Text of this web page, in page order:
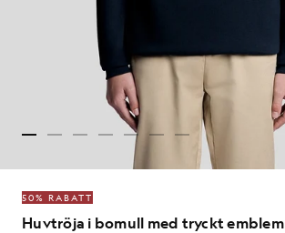
50% RABATT
Huvtröja i bomull med tryckt emblem